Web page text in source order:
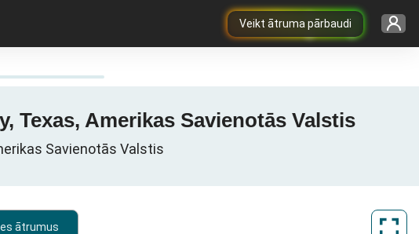
Veikt ātruma pārbaudi
Texas, Amerikas Savienotās Valstis
Savienotās Valstis
ātrumus